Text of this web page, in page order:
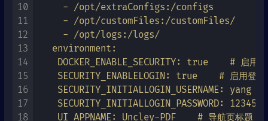
10
11
12
13
14
15
16
17
18
     - /opt/extraConfigs:/configs
     - /opt/customFiles:/customFiles/
     - /opt/logs:/logs/
   environment:
DOCKER_ENABLE_SECURITY: true    # 启用内
SECURITY_ENABLELOGIN: true    # 启用登录
SECURITY_INITIALLOGIN_USERNAME: yang
SECURITY_INITIALLOGIN_PASSWORD:
    UI_APPNAME: Uncley-PDF    # 导航页标题